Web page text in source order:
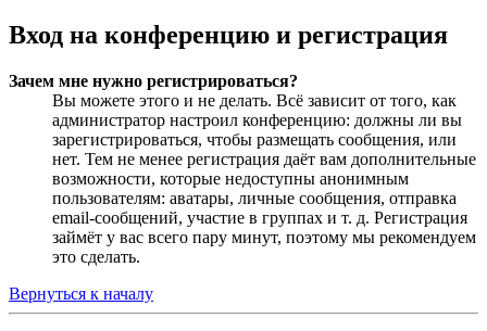
Вход на конференцию и регистрация
Зачем мне нужно регистрироваться?
Вы можете этого и не делать. Всё зависит от того, как
администратор настроил конференцию: должны ли вы
зарегистрироваться, чтобы размещать сообщения, или
нет. Тем не менее регистрация даёт вам дополнительные
возможности, которые недоступны анонимным
пользователям: аватары, личные сообщения, отправка
email-сообщений, участие в группах и т. д. Регистрация
займёт у вас всего пару минут, поэтому мы рекомендуем
это сделать.
Вернуться к началу